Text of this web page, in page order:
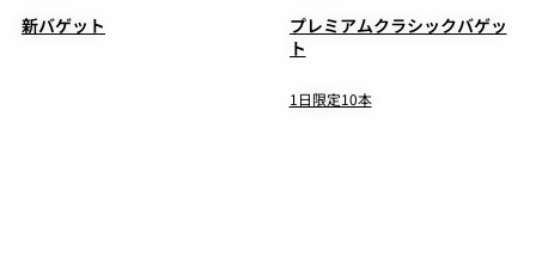
新バゲット
プレミアムクラシックバゲッ
ト
1日限定10本